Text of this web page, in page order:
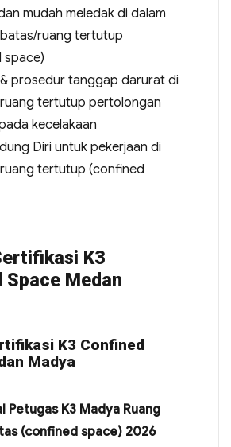
mudah meledak di dalam
ruang tertutup
space)
prosedur tanggap darurat di
tertutup pertolongan
kecelakaan
Diri untuk pekerjaan di
tertutup (confined
K3
Space Medan
K3 Confined
Madya
Petugas K3 Madya Ruang
(confined space) 2026